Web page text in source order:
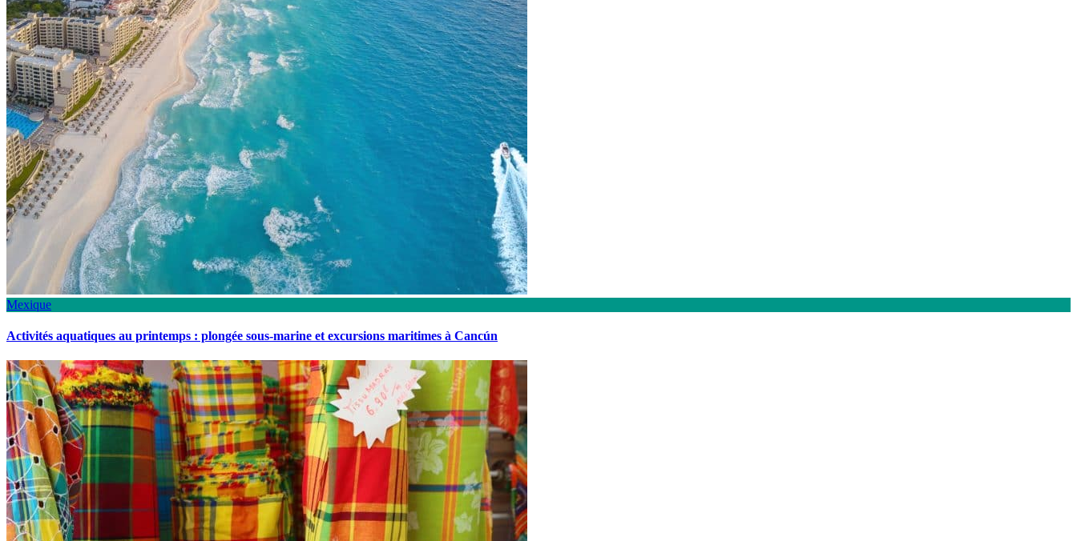
Mexique
Activités aquatiques au printemps : plongée sous-marine et excursions maritimes à Cancún